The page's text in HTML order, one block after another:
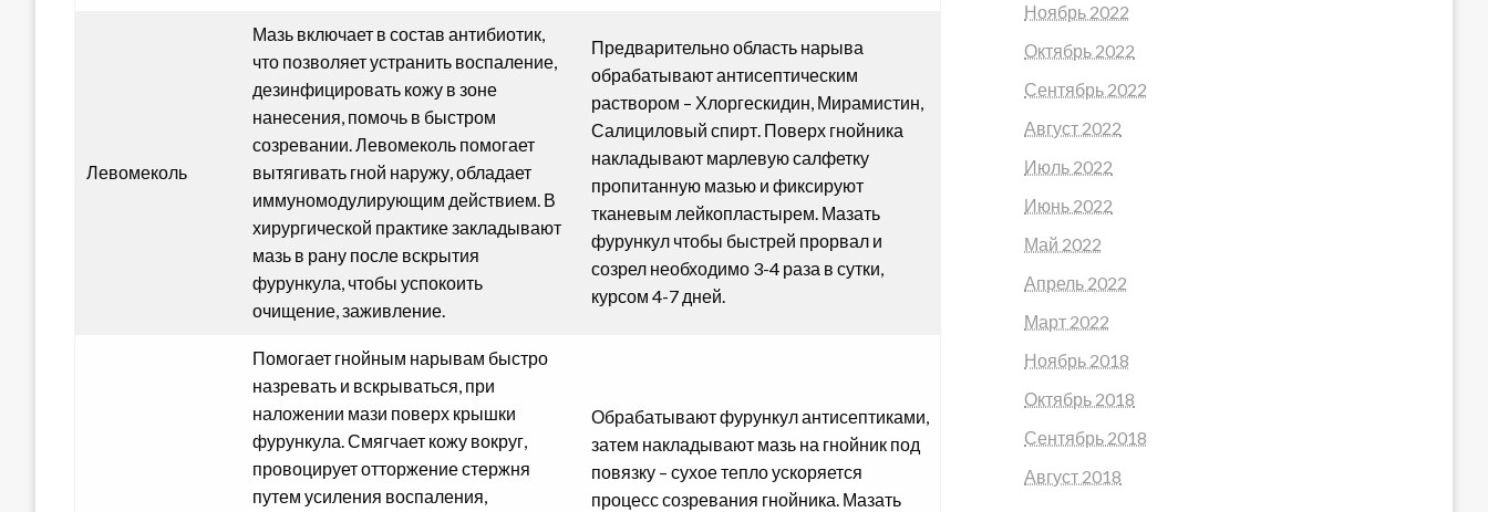
Левомеколь
Мазь включает в состав антибиотик,
что позволяет устранить воспаление,
дезинфицировать кожу в зоне
нанесения, помочь в быстром
созревании. Левомеколь помогает
вытягивать гной наружу, обладает
иммуномодулирующим действием. В
хирургической практике закладывают
мазь в рану после вскрытия
фурункула, чтобы успокоить
очищение, заживление.
Предварительно область нарыва
обрабатывают антисептическим
раствором – Хлоргескидин, Мирамистин,
Салициловый спирт. Поверх гнойника
накладывают марлевую салфетку
пропитанную мазью и фиксируют
тканевым лейкопластырем. Мазать
фурункул чтобы быстрей прорвал и
созрел необходимо 3-4 раза в сутки,
курсом 4-7 дней.
Помогает гнойным нарывам быстро
назревать и вскрываться, при
наложении мази поверх крышки
фурункула. Смягчает кожу вокруг,
провоцирует отторжение стержня
путем усиления воспаления,
Обрабатывают фурункул антисептиками,
затем накладывают мазь на гнойник под
повязку – сухое тепло ускоряется
процесс созревания гнойника. Мазать
Ноябрь 2022
Октябрь 2022
Сентябрь 2022
Август 2022
Июль 2022
Июнь 2022
Май 2022
Апрель 2022
Март 2022
Ноябрь 2018
Октябрь 2018
Сентябрь 2018
Август 2018